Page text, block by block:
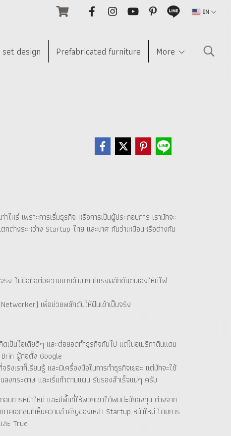
EN
set design Prefabricated furniture More
ร่ เพราะการเริ่มธุรกิจ หรือการเป็นผู้ประกอบการ เรามักจะ
กต่างระหว่าง Startup ไทย และเทศ กันว่าเหมือนหรือต่างกัน
ง ไม่ย้อท้อต่อความยากลำบาก มีแรงผลักดันตนเองให้มีไฟ
เพื่อช่วยพลักดันให้ฝันเข้าเป็นจริง
เป็นไอเดียดีๆ และต่อยอดทำธุรกิจกันไป แต่ในอเมริกาดินแดน
ผู้ก่อตั้ง Google
งเราก็เรียนรู้ และมีเครื่องมือในการทำธุรกิจเยอะ แต่มักจะใช้
งกระดาษ และเริ่มทำตามแผน รับรองสำเร็จแน่ๆ ครับ
บการหน้าใหม่ และมีพื้นที่ให้พวกเขาได้พบปะนักลงทุน ต่างจาก
าคเอกชนที่เห็นความสำคัญของเหล่า Startup หน้าใหม่ โดยการ
ละ True